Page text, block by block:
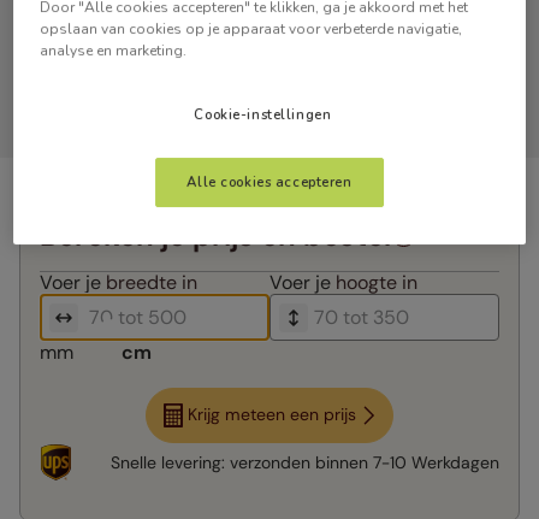
Bereken je prijs en bestel
Voer je breedte in Voer je hoogte in
mm cm
Krijg meteen een prijs
Snelle levering: verzonden binnen 7-10 Werkdagen
Door "Alle cookies accepteren" te klikken, ga je akkoord met het
opslaan van cookies op je apparaat voor verbeterde navigatie,
analyse en marketing.
Cookie-instellingen
Alle cookies accepteren